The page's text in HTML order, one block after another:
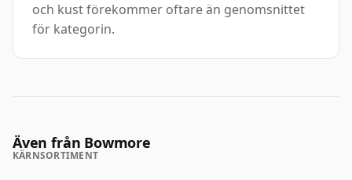
och kust förekommer oftare än genomsnittet
för kategorin.
Även från Bowmore
KÄRNSORTIMENT